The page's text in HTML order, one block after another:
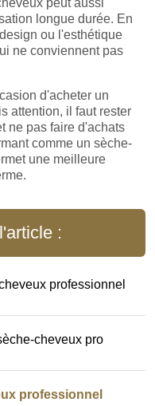
peut aussi
longue durée. En
ou l'esthétique
ne conviennent pas
d'acheter un
attention, il faut rester
ne pas faire d'achats
comme un sèche-
une meilleure
:
professionnel
cheveux pro
professionnel